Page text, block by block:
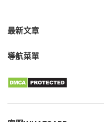
最新文章
導航菜單